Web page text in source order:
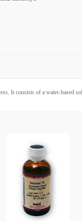
It consists of a water-